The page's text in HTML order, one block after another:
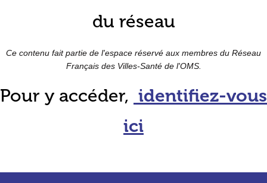
du réseau
Ce contenu fait partie de l'espace réservé aux membres du Réseau
Français des Villes-Santé de l'OMS.
Pour y accéder, identifiez-vous
ici